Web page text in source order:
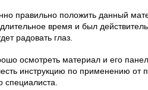
правильно положить данный
время и был
радовать глаз.
осмотреть материал и его
инструкцию по применению от
специалиста.